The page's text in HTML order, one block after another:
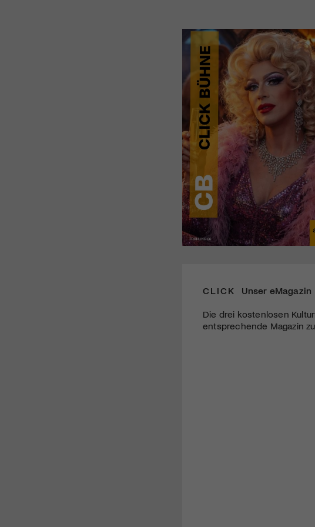
CLICK Unser eMagazin
Die drei kostenlosen
entsprechende Magazin